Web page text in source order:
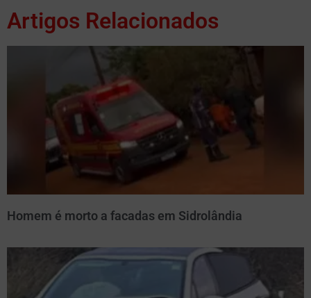
Artigos Relacionados
Homem é morto a facadas em Sidrolândia